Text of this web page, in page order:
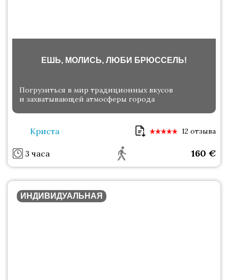
ЕШЬ, МОЛИСЬ, ЛЮБИ БРЮССЕЛЬ!
Погрузиться в мир традиционных вкусов
и захватывающей атмосферы города
Криста 12 отзыва
3 часа 160 €
ИНДИВИДУАЛЬНАЯ